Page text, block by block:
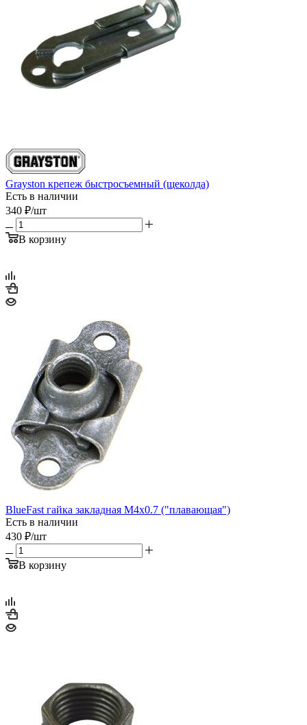
Grayston крепеж быстросъемный (щеколда)
Есть в наличии
340 ₽/шт
В корзину
BlueFast гайка закладная М4x0.7 ("плавающая")
Есть в наличии
430 ₽/шт
В корзину